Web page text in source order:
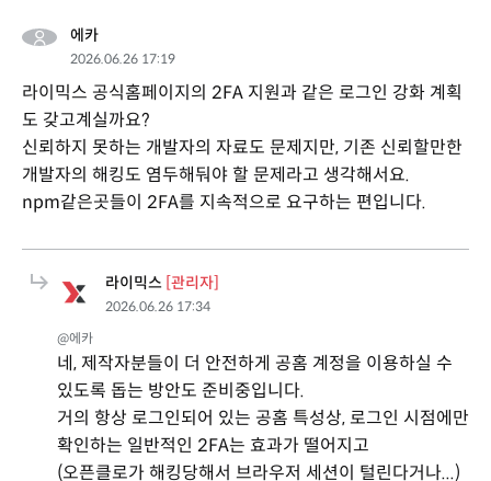
에카
2026.06.26 17:19
라이믹스 공식홈페이지의 2FA 지원과 같은 로그인 강화 계획
도 갖고계실까요?
신뢰하지 못하는 개발자의 자료도 문제지만, 기존 신뢰할만한
개발자의 해킹도 염두해둬야 할 문제라고 생각해서요.
npm같은곳들이 2FA를 지속적으로 요구하는 편입니다.
라이믹스 [관리자]
2026.06.26 17:34
@에카
네, 제작자분들이 더 안전하게 공홈 계정을 이용하실 수
있도록 돕는 방안도 준비중입니다.
거의 항상 로그인되어 있는 공홈 특성상, 로그인 시점에만
확인하는 일반적인 2FA는 효과가 떨어지고
(오픈클로가 해킹당해서 브라우저 세션이 털린다거나...)